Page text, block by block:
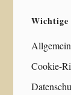
Wichtige
Cookie-